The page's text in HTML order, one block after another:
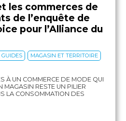
les commerces de
de l’enquête de
pour l’Alliance du
GUIDES MAGASIN ET TERRITOIRE
À UN COMMERCE DE MODE QUI
MAGASIN RESTE UN PILIER
LA CONSOMMATION DES